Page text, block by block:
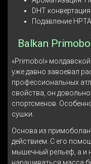
DHT
Подавление
Balkan
«Primobol»
уже давно завоевал
профессиональных
свойства, он
спортсменов.
сушки.
Основа из
действием. С его
мышечный рельеф, а и
наращиваться масса